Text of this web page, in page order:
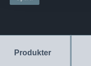
Produkter